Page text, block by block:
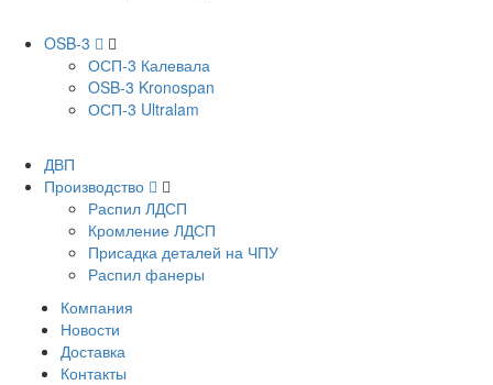
OSB-3
ОСП-3 Калевала
OSB-3 Kronospan
ОСП-3 Ultralam
ДВП
Производство
Распил ЛДСП
Кромление ЛДСП
Присадка деталей на ЧПУ
Распил фанеры
Компания
Новости
Доставка
Контакты